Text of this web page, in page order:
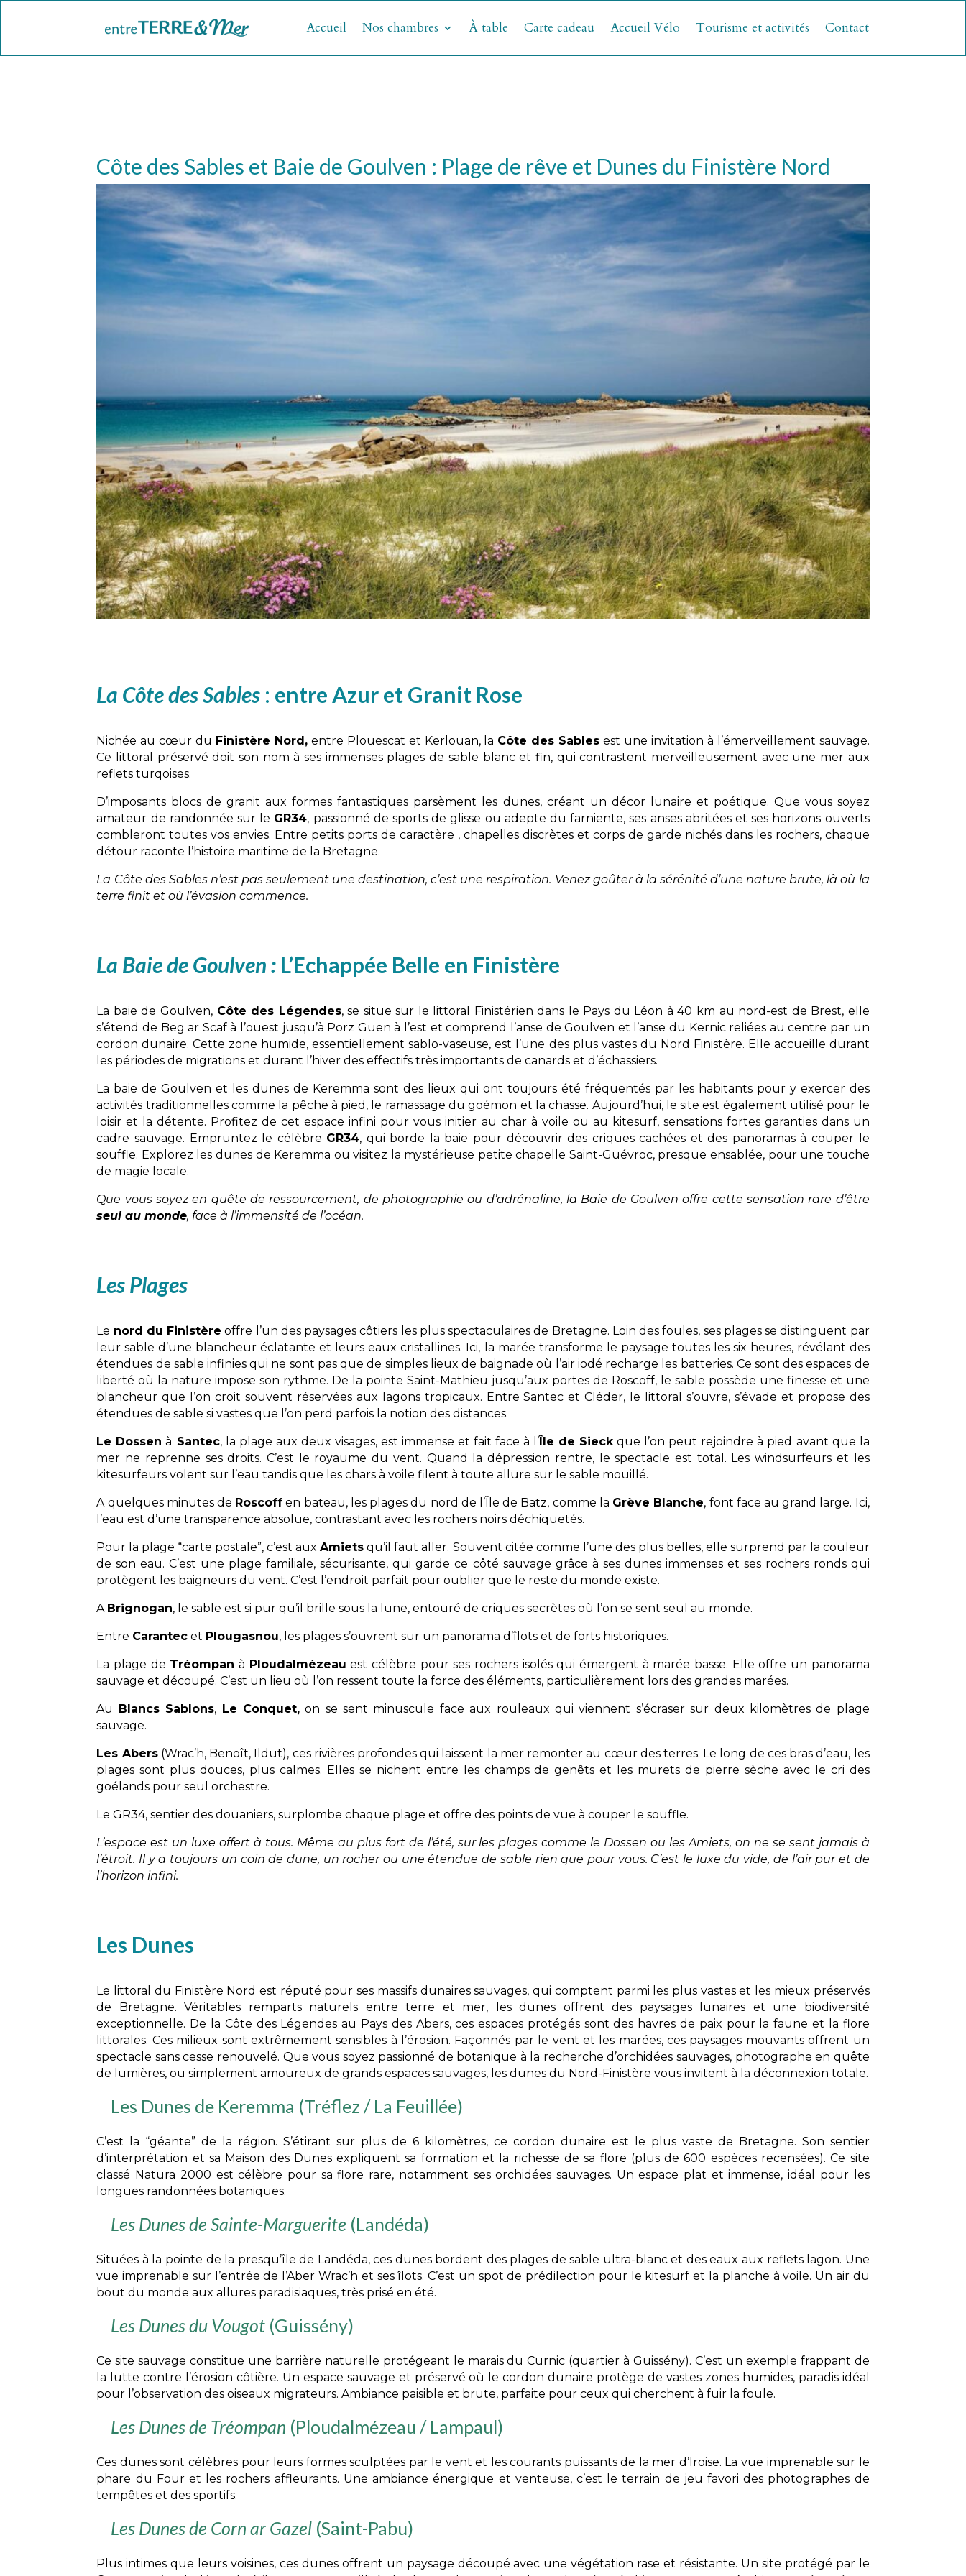
Accueil Nos chambres À table Carte cadeau Accueil Vélo Tourisme et activités Contact
Côte des Sables et Baie de Goulven : Plage de rêve et Dunes du Finistère Nord
La Côte des Sables : entre Azur et Granit Rose
Nichée au cœur du Finistère Nord,entre Plouescat et Kerlouan, la Côte des Sables est une invitation à l’émerveillement sauvage.
Ce littoral préservé doit son nom à ses immenses plages de sable blanc et fin, qui contrastent merveilleusement avec une mer aux
reflets turqoises.
D’imposants blocs de granit aux formes fantastiques parsèment les dunes, créant un décor lunaire et poétique. Que vous soyez
amateur de randonnée sur le GR34, passionné de sports de glisse ou adepte du farniente, ses anses abritées et ses horizons ouverts
combleront toutes vos envies. Entre petits ports de caractère , chapelles discrètes et corps de garde nichés dans les rochers, chaque
détour raconte l’histoire maritime de la Bretagne.
La Côte des Sables n’est pas seulement une destination, c’est une respiration. Venez goûter à la sérénité d’une nature brute, là où la
terre finit et où l’évasion commence.
La Baie de Goulven: L’Echappée Belle en Finistère
La baie de Goulven, Côte des Légendes, se situe sur le littoral Finistérien dans le Pays du Léon à 40 km au nord-est de Brest, elle
s’étend de Beg ar Scaf à l’ouest jusqu’à Porz Guen à l’est et comprend l’anse de Goulven et l’anse du Kernic reliées au centre par un
cordon dunaire. Cette zone humide, essentiellement sablo-vaseuse, est l’une des plus vastes du Nord Finistère. Elle accueille durant
les périodes de migrations et durant l’hiver des effectifs très importants de canards et d’échassiers.
La baie de Goulven et les dunes de Keremma sont des lieux qui ont toujours été fréquentés par les habitants pour y exercer des
activités traditionnelles comme la pêche à pied, le ramassage du goémon et la chasse. Aujourd’hui, le site est également utilisé pour le
loisir et la détente. Profitez de cet espace infini pour vous initier au char à voile ou au kitesurf, sensations fortes garanties dans un
cadre sauvage. Empruntez le célèbre GR34, qui borde la baie pour découvrir des criques cachées et des panoramas à couper le
souffle. Explorez les dunes de Keremma ou visitez la mystérieuse petite chapelle Saint-Guévroc, presque ensablée, pour une touche
de magie locale.
Que vous soyez en quête de ressourcement, de photographie ou d’adrénaline, la Baie de Goulven offre cette sensation rare d’être
seul au monde, face à l’immensité de l’océan.
Les Plages
Le nord du Finistère offre l’un des paysages côtiers les plus spectaculaires de Bretagne. Loin des foules, ses plages se distinguent par
leur sable d’une blancheur éclatante et leurs eaux cristallines. Ici, la marée transforme le paysage toutes les six heures, révélant des
étendues de sable infinies qui ne sont pas que de simples lieux de baignade où l’air iodé recharge les batteries. Ce sont des espaces de
liberté où la nature impose son rythme. De la pointe Saint-Mathieu jusqu’aux portes de Roscoff, le sable possède une finesse et une
blancheur que l’on croit souvent réservées aux lagons tropicaux. Entre Santec et Cléder, le littoral s’ouvre, s’évade et propose des
étendues de sable si vastes que l’on perd parfois la notion des distances.
Le Dossen à Santec, la plage aux deux visages, est immense et fait face à l’Île de Sieck que l’on peut rejoindre à pied avant que la
mer ne reprenne ses droits. C’est le royaume du vent. Quand la dépression rentre, le spectacle est total. Les windsurfeurs et les
kitesurfeurs volent sur l’eau tandis que les chars à voile filent à toute allure sur le sable mouillé.
A quelques minutes de Roscoff en bateau, les plages du nord de l’Île de Batz, comme la Grève Blanche, font face au grand large. Ici,
l’eau est d’une transparence absolue, contrastant avec les rochers noirs déchiquetés.
Pour la plage “carte postale”, c’est auxAmiets qu’il faut aller. Souvent citée comme l’une des plus belles, elle surprend par la couleur
de son eau. C’est une plage familiale, sécurisante, qui garde ce côté sauvage grâce à ses dunes immenses et ses rochers ronds qui
protègent les baigneurs du vent. C’est l’endroit parfait pour oublier que le reste du monde existe.
A Brignogan, le sable est si pur qu’il brille sous la lune, entouré de criques secrètes où l’on se sent seul au monde.
Entre Carantec et Plougasnou, les plages s’ouvrent sur un panorama d’îlots et de forts historiques.
La plage de Tréompan à Ploudalmézeau est célèbre pour ses rochers isolés qui émergent à marée basse. Elle offre un panorama
sauvage et découpé. C’est un lieu où l’on ressent toute la force des éléments, particulièrement lors des grandes marées.
Au Blancs Sablons, Le Conquet,on se sent minuscule face aux rouleaux qui viennent s’écraser sur deux kilomètres de plage
sauvage.
Les Abers(Wrac’h, Benoît, Ildut), ces rivières profondes qui laissent la mer remonter au cœur des terres. Le long de ces bras d’eau, les
plages sont plus douces, plus calmes. Elles se nichent entre les champs de genêts et les murets de pierre sèche avec le cri des
goélands pour seul orchestre.
Le GR34, sentier des douaniers, surplombe chaque plage et offre des points de vue à couper le souffle.
L’espace est un luxe offert à tous. Même au plus fort de l’été, sur les plages comme le Dossen ou les Amiets, on ne se sent jamais à
l’étroit. Il y a toujours un coin de dune, un rocher ou une étendue de sable rien que pour vous. C’est le luxe du vide, de l’air pur et de
l’horizon infini.
Les Dunes
Le littoral du Finistère Nord est réputé pour ses massifs dunaires sauvages, qui comptent parmi les plus vastes et les mieux préservés
de Bretagne. Véritables remparts naturels entre terre et mer, les dunes offrent des paysages lunaires et une biodiversité
exceptionnelle. De la Côte des Légendes au Pays des Abers, ces espaces protégés sont des havres de paix pour la faune et la flore
littorales. Ces milieux sont extrêmement sensibles à l’érosion. Façonnés par le vent et les marées, ces paysages mouvants offrent un
spectacle sans cesse renouvelé. Que vous soyez passionné de botanique à la recherche d’orchidées sauvages, photographe en quête
de lumières, ou simplement amoureux de grands espaces sauvages, les dunes du Nord-Finistère vous invitent à la déconnexion totale.
Les Dunes de Keremma (Tréflez / La Feuillée)
C’est la “géante” de la région. S’étirant sur plus de 6 kilomètres, ce cordon dunaire est le plus vaste de Bretagne. Son sentier
d’interprétation et sa Maison des Dunes expliquent sa formation et la richesse de sa flore (plus de 600 espèces recensées). Ce site
classé Natura 2000 est célèbre pour sa flore rare, notamment ses orchidées sauvages. Un espace plat et immense, idéal pour les
longues randonnées botaniques.
Les Dunes de Sainte-Marguerite (Landéda)
Situées à la pointe de la presqu’île de Landéda, ces dunes bordent des plages de sable ultra-blanc et des eaux aux reflets lagon. Une
vue imprenable sur l’entrée de l’Aber Wrac’h et ses îlots. C’est un spot de prédilection pour le kitesurf et la planche à voile. Un air du
bout du monde aux allures paradisiaques, très prisé en été.
Les Dunes du Vougot (Guissény)
Ce site sauvage constitue une barrière naturelle protégeant le marais du Curnic (quartier à Guissény). C’est un exemple frappant de
la lutte contre l’érosion côtière. Un espace sauvage et préservé où le cordon dunaire protège de vastes zones humides, paradis idéal
pour l’observation des oiseaux migrateurs. Ambiance paisible et brute, parfaite pour ceux qui cherchent à fuir la foule.
Les Dunes de Tréompan (Ploudalmézeau / Lampaul)
Ces dunes sont célèbres pour leurs formes sculptées par le vent et les courants puissants de la mer d’Iroise. La vue imprenable sur le
phare du Four et les rochers affleurants. Une ambiance énergique et venteuse, c’est le terrain de jeu favori des photographes de
tempêtes et des sportifs.
Les Dunes de Corn ar Gazel (Saint-Pabu)
Plus intimes que leurs voisines, ces dunes offrent un paysage découpé avec une végétation rase et résistante. Un site protégé par le